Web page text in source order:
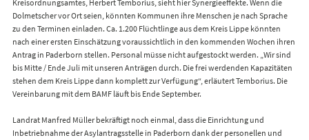
Kreisordnungsamtes, Herbert Temborius, sieht hier Synergieeffekte. Wenn die
Dolmetscher vor Ort seien, könnten Kommunen ihre Menschen je nach Sprache
zu den Terminen einladen. Ca. 1.200 Flüchtlinge aus dem Kreis Lippe könnten
nach einer ersten Einschätzung voraussichtlich in den kommenden Wochen ihren
Antrag in Paderborn stellen. Personal müsse nicht aufgestockt werden. „Wir sind
bis Mitte / Ende Juli mit unseren Anträgen durch. Die frei werdenden Kapazitäten
stehen dem Kreis Lippe dann komplett zur Verfügung“, erläutert Temborius. Die
Vereinbarung mit dem BAMF läuft bis Ende September.
Landrat Manfred Müller bekräftigt noch einmal, dass die Einrichtung und
Inbetriebnahme der Asylantragsstelle in Paderborn dank der personellen und